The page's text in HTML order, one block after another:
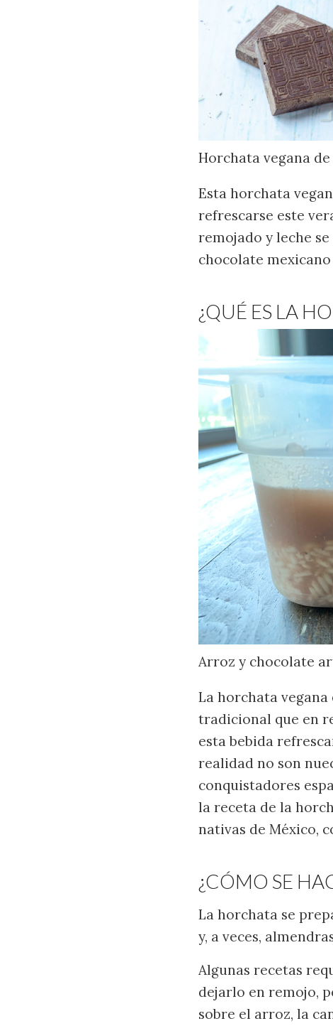
Horchata vegana
Esta horchata
refrescarse este
remojado y leche
chocolate
¿QUÉ ES LA
Arroz y chocolate
La horchata
tradicional que en
esta bebida
realidad no son
conquistadores
la receta de la
nativas de México,
¿CÓMO SE
La horchata se
y, a veces,
Algunas recetas
dejarlo en remojo,
sobre el arroz, la